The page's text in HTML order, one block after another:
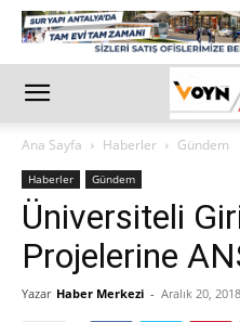
Ana Sayfa Haberler Gündem
Haberler Gündem
Üniversiteli
Projelerine
Yazar Haber Merkezi - Aralık 20, 2018